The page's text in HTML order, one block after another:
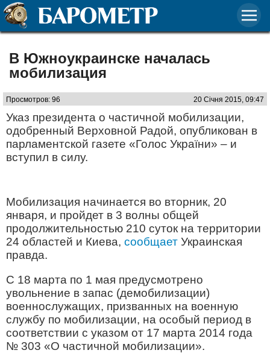
В Южноукраинске началась
мобилизация
Просмотров: 96 20 Січня 2015, 09:47
Указ президента о частичной мобилизации,
одобренный Верховной Радой, опубликован в
парламентской газете «Голос України» – и
вступил в силу.
Мобилизация начинается во вторник, 20
января, и пройдет в 3 волны общей
продолжительностью 210 суток на территории
24 областей и Киева, сообщает Украинская
правда.
С 18 марта по 1 мая предусмотрено
увольнение в запас (демобилизации)
военнослужащих, призванных на военную
службу по мобилизации, на особый период в
соответствии с указом от 17 марта 2014 года
№ 303 «О частичной мобилизации».